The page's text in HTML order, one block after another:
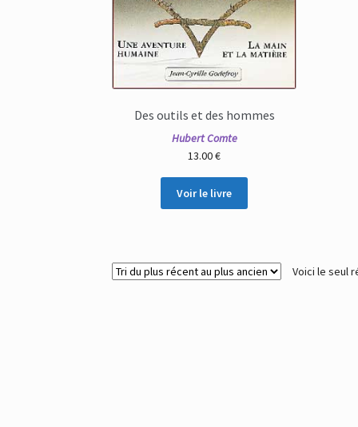
Des outils et des hommes
Hubert Comte
13.00€
Voir le livre
Voici le seul